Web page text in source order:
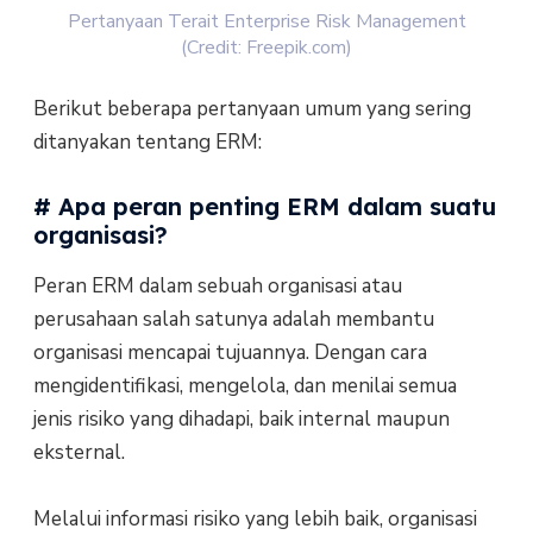
Pertanyaan Terait Enterprise Risk Management
(Credit: Freepik.com)
Berikut beberapa pertanyaan umum yang sering
ditanyakan tentang ERM:
# Apa peran penting ERM dalam suatu
organisasi?
Peran ERM dalam sebuah organisasi atau
perusahaan salah satunya adalah membantu
organisasi mencapai tujuannya. Dengan cara
mengidentifikasi, mengelola, dan menilai semua
jenis risiko yang dihadapi, baik internal maupun
eksternal.
Melalui informasi risiko yang lebih baik, organisasi